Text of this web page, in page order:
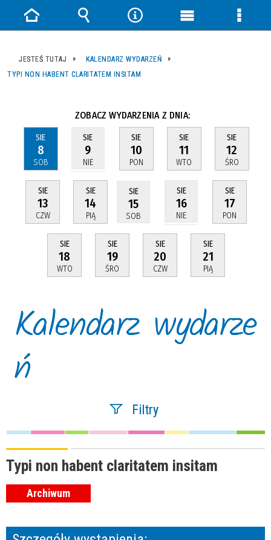
JESTEŚ TUTAJ
KALENDARZ WYDARZEŃ
TYPI NON HABENT CLARITATEM INSITAM
ZOBACZ WYDARZENIA Z DNIA:
SIE
8
SOB
SIE
9
NIE
SIE
10
PON
SIE
11
WTO
SIE
12
ŚRO
SIE
13
CZW
SIE
14
PIĄ
SIE
15
SOB
SIE
16
NIE
SIE
17
PON
SIE
18
WTO
SIE
19
ŚRO
SIE
20
CZW
SIE
21
PIĄ
Kalendarz wydarze
ń
Filtry
Typi non habent claritatem insitam
Archiwum
Strona
główna
Wyszukiwarka
NarzędziaMenu
Menu